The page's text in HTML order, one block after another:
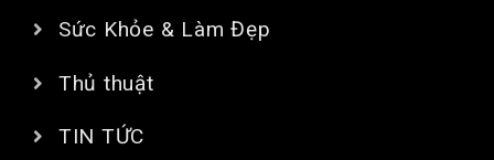
Sức Khỏe & Làm Đẹp
Thủ thuật
TIN TỨC